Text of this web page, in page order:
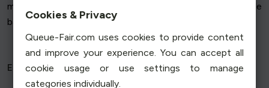
mecanismos de almacenamiento en caché y la gestión de
bases de datos.
Equilibradores de carga
Cookies & Privacy
Queue-Fair.com uses cookies to provide content
and improve your experience. You can accept all
cookie usage or use settings to manage
categories individually.